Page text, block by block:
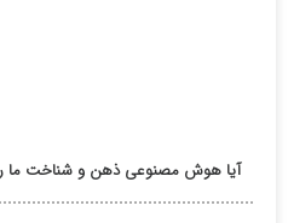
آیا هوش مصنوعی ذهن و شناخت ما